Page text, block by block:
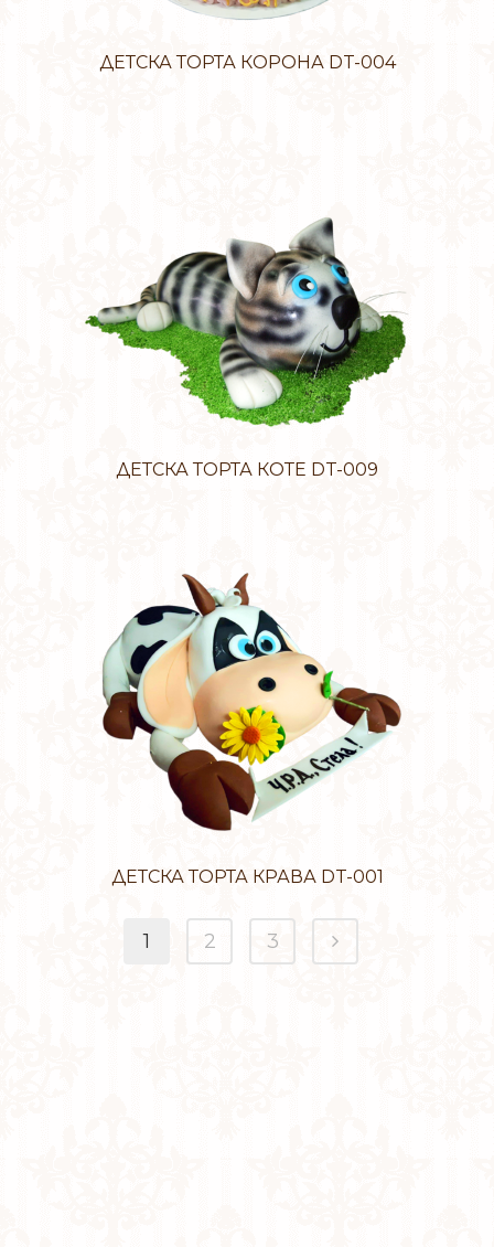
ДЕТСКА ТОРТА КОРОНА DT-004
ДЕТСКА ТОРТА КОТЕ DT-009
ДЕТСКА ТОРТА КРАВА DT-001
1 2 3